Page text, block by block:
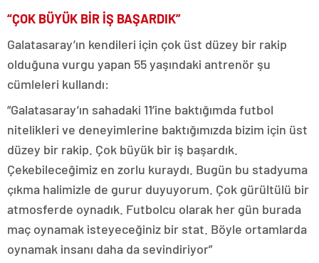
“ÇOK BÜYÜK BİR İŞ BAŞARDIK”
Galatasaray’ın kendileri için çok üst düzey bir rakip
olduğuna vurgu yapan 55 yaşındaki antrenör şu
cümleleri kullandı:
“Galatasaray’ın sahadaki 11’ine baktığımda futbol
nitelikleri ve deneyimlerine baktığımızda bizim için üst
düzey bir rakip. Çok büyük bir iş başardık.
Çekebileceğimiz en zorlu kuraydı. Bugün bu stadyuma
çıkma halimizle de gurur duyuyorum. Çok gürültülü bir
atmosferde oynadık. Futbolcu olarak her gün burada
maç oynamak isteyeceğiniz bir stat. Böyle ortamlarda
oynamak insanı daha da sevindiriyor”